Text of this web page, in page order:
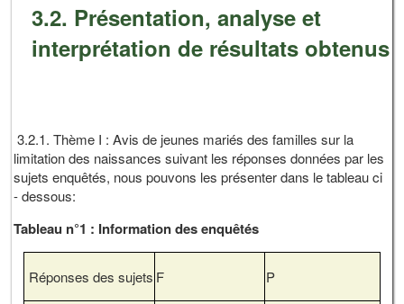
3.2. Présentation, analyse et
interprétation de résultats obtenus
3.2.1. Thème I : Avis de jeunes mariés des familles sur la
limitation des naissances suivant les réponses données par les
sujets enquêtés, nous pouvons les présenter dans le tableau ci
- dessous:
Tableau n°1 : Information des enquêtés
Réponses des sujets F P